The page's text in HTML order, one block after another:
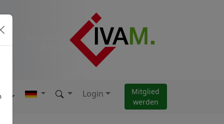
Login
Mitglied
werden